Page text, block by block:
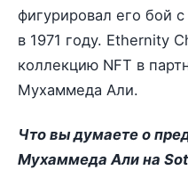
фигурировал его бой
в 1971 году. Ethernity
коллекцию NFT в
Мухаммеда Али.
Что вы думаете о
Мухаммеда Али на